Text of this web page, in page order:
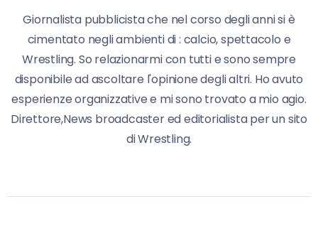
Giornalista pubblicista che nel corso degli anni si è
cimentato negli ambienti di : calcio, spettacolo e
Wrestling. So relazionarmi con tutti e sono sempre
disponibile ad ascoltare l'opinione degli altri. Ho avuto
esperienze organizzative e mi sono trovato a mio agio.
Direttore,News broadcaster ed editorialista per un sito
di Wrestling.